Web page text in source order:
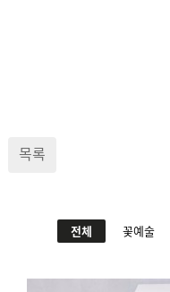
목록
전체 꽃예술